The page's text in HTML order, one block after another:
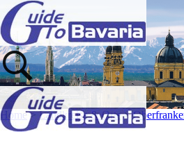
Home>Landkreise & Orte>